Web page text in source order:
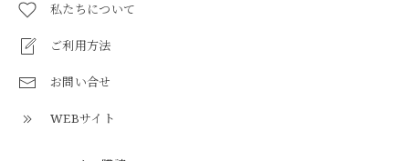
私たちについて
ご利用方法
お問い合せ
WEBサイト